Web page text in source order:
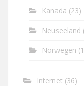
Kanada (23)
Neuseeland
Norwegen
Internet (36)